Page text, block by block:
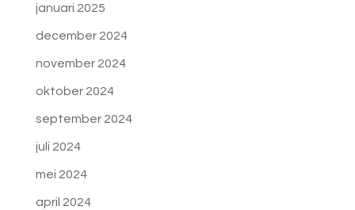
januari 2025
december 2024
november 2024
oktober 2024
september 2024
juli 2024
mei 2024
april 2024